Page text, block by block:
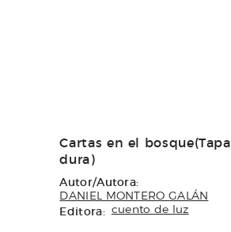
Cartas en el bosque(Tapa
dura)
Autor/Autora:
DANIEL MONTERO GALÁN
Editora: cuento de luz